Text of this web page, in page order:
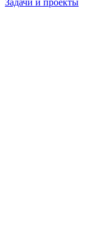
Задачи и проекты